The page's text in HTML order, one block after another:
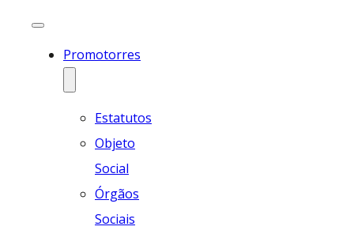
Promotorres
Estatutos
Objeto
Social
Órgãos
Sociais